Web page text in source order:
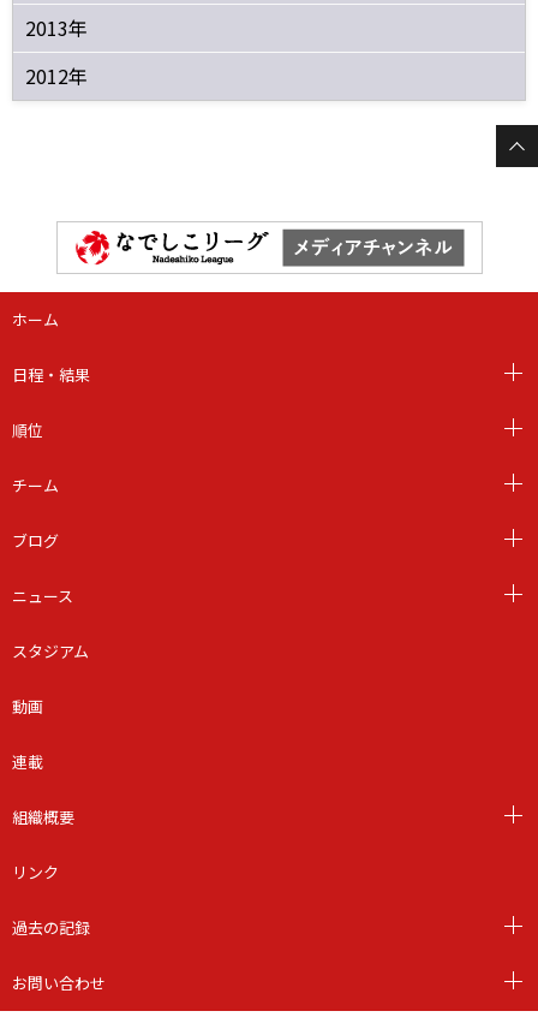
2013年
2012年
ホーム
日程・結果
順位
チーム
ブログ
ニュース
スタジアム
動画
連載
組織概要
リンク
過去の記録
お問い合わせ